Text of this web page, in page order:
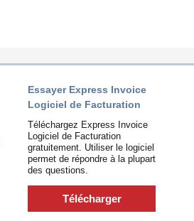
Essayer Express Invoice
Logiciel de Facturation
Téléchargez Express Invoice
Logiciel de Facturation
gratuitement. Utiliser le logiciel
permet de répondre à la plupart
des questions.
Télécharger